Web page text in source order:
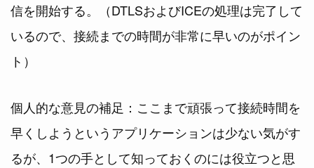
信を開始する。（DTLSおよびICEの処理は完了して
いるので、接続までの時間が非常に早いのがポイン
ト）
個人的な意見の補足：ここまで頑張って接続時間を
早くしようというアプリケーションは少ない気がす
るが、1つの手として知っておくのには役立つと思